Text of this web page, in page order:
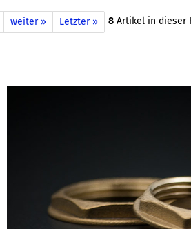
weiter » Letzter » 8 Artikel in dieser